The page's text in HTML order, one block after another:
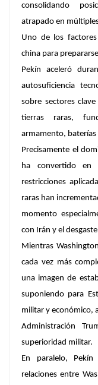
consolidando
atrapado en
Uno de los
china para
Pekín aceleró
autosuficiencia
sobre sectores
tierras raras,
armamento, baterías
Precisamente el
ha convertido en
restricciones
raras han
momento
con Irán y el
Mientras
cada vez más
una imagen de
suponiendo para
militar y económico,
Administración
superioridad militar.
En paralelo,
relaciones entre